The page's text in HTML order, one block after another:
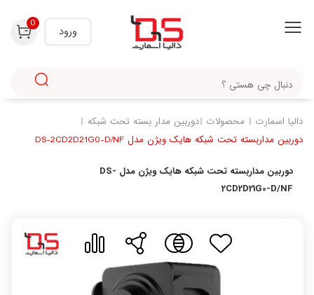
ورود
0
دالیا اسمارت محصولات دوربین مدار بسته تحت شبکه
دوربین مداربسته تحت شبکه هایک ویژن مدل DS-2CD2D21G0-D/NF
دوربین مداربسته تحت شبکه هایک ویژن مدل DS-
2CD2D21G0-D/NF